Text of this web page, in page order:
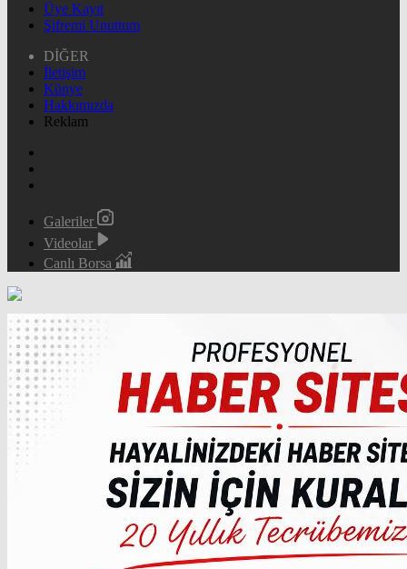
Üye Kayıt
Şifremi Unuttum
DİĞER
İletişim
Künye
Hakkımızda
Reklam
Galeriler
Videolar
Canlı Borsa